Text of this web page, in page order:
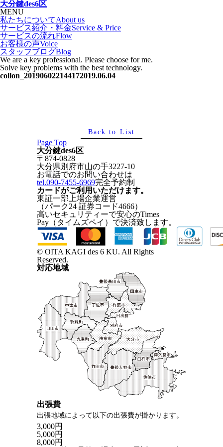
大分鍵des6区
MENU
私たちについてAbout us
サービス紹介・料金Service & Price
サービスの流れFlow
お客様の声Voice
スタッフブログBlog
We are a key professional. Please choose for me.
Solve key problems with the best technology.
collon_201906022144172019.06.04
Back to List
Page Top
大分鍵des6区
〒874-0828
大分県別府市山の手3227-10
お電話でのお問い合わせは
tel.090-7455-6969完全予約制
カードがご利用いただけます。
東証一部上場企業運営
（パーク24 証券コード4666）
高いセキュリティーで安心のTimes
Pay（タイムズペイ）で決済致します。
© OITA KAGI des 6 KU. All Rights
Reserved.
対応地域
出張費
出張地域によって以下の出張費が掛かります。
3,000円
5,000円
8,000円